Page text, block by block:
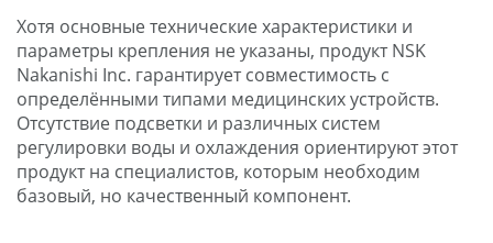
Хотя основные технические характеристики и
параметры крепления не указаны, продукт NSK
Nakanishi Inc. гарантирует совместимость с
определёнными типами медицинских устройств.
Отсутствие подсветки и различных систем
регулировки воды и охлаждения ориентируют этот
продукт на специалистов, которым необходим
базовый, но качественный компонент.